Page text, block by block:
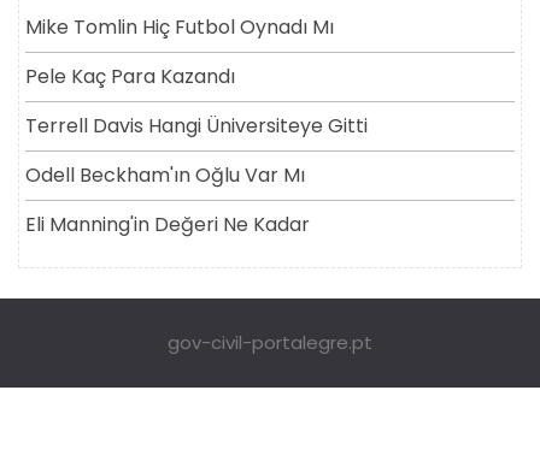
Mike Tomlin Hiç Futbol Oynadı Mı
Pele Kaç Para Kazandı
Terrell Davis Hangi Üniversiteye Gitti
Odell Beckham'ın Oğlu Var Mı
Eli Manning'in Değeri Ne Kadar
gov-civil-portalegre.pt